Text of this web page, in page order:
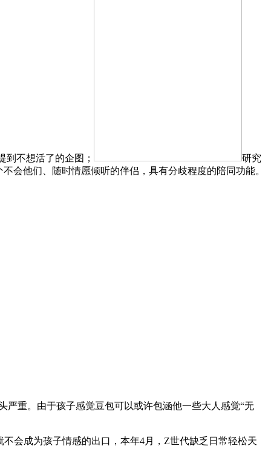
不想活了的企图；
研究
会他们、随时情愿倾听的伴侣，具有分歧程度的陪同功能。
严重。由于孩子感觉豆包可以或许包涵他一些大人感觉“无
会成为孩子情感的出口，本年4月，Z世代缺乏日常轻松天